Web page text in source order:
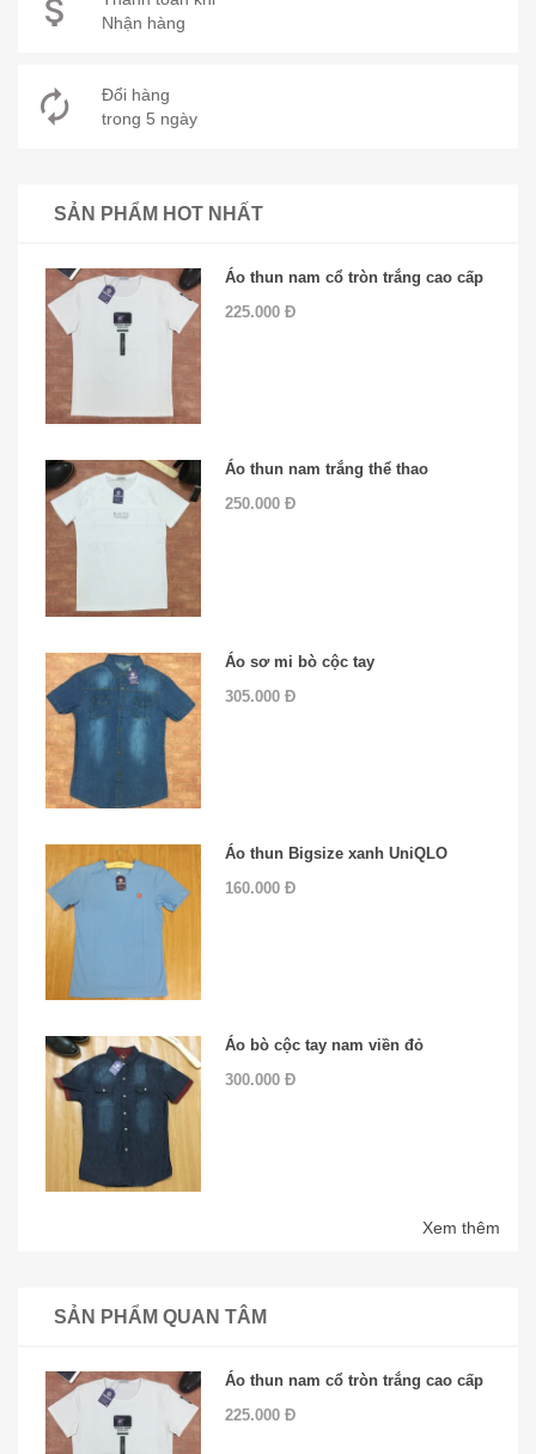
Nhận hàng
Đổi hàng
trong 5 ngày
SẢN PHẨM HOT NHẤT
Áo thun nam cổ tròn trắng cao cấp
225.000 Đ
Áo thun nam trắng thể thao
250.000 Đ
Áo sơ mi bò cộc tay
305.000 Đ
Áo thun Bigsize xanh UniQLO
160.000 Đ
Áo bò cộc tay nam viền đỏ
300.000 Đ
Xem thêm
SẢN PHẨM QUAN TÂM
Áo thun nam cổ tròn trắng cao cấp
225.000 Đ